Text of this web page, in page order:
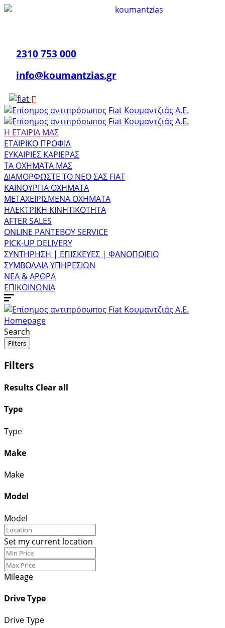
2310 753 000
info@koumantzias.gr
Η ΕΤΑΙΡΙΑ ΜΑΣ
ΕΤΑΙΡΙΚΟ ΠΡΟΦΙΛ
ΕΥΚΑΙΡΙΕΣ ΚΑΡΙΕΡΑΣ
ΤΑ ΟΧΗΜΑΤΑ ΜΑΣ
ΔΙΑΜΟΡΦΩΣΤΕ ΤΟ ΝΕΟ ΣΑΣ FIAT
ΚΑΙΝΟΥΡΓΙΑ ΟΧΗΜΑΤΑ
ΜΕΤΑΧΕΙΡΙΣΜΕΝΑ ΟΧΗΜΑΤΑ
ΗΛΕΚΤΡΙΚΗ ΚΙΝΗΤΙΚΟΤΗΤΑ
AFTER SALES
ONLINE ΡΑΝΤΕΒΟΥ SERVICE
PICK-UP DELIVERY
ΣΥΝΤΗΡΗΣΗ | ΕΠΙΣΚΕΥΕΣ | ΦΑΝΟΠΟΙΕΙΟ
ΣΥΜΒΟΛΑΙΑ ΥΠΗΡΕΣΙΩΝ
ΝΕΑ & ΑΡΘΡΑ
ΕΠΙΚΟΙΝΩΝΙΑ
Homepage
Search
Filters
Filters
Results Clear all
Type
Type
Make
Make
Model
Model
Set my current location
Mileage
Drive Type
Drive Type